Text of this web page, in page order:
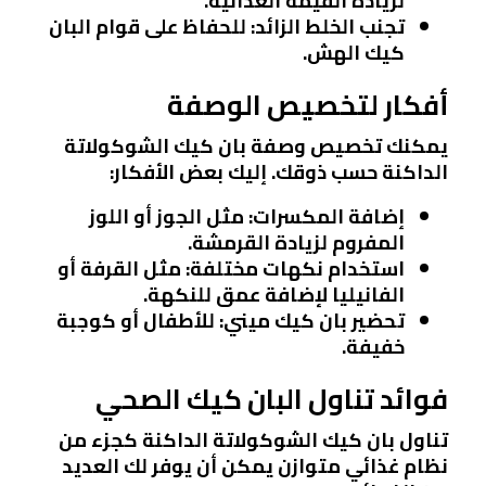
تجنب الخلط الزائد: للحفاظ على قوام البان
كيك الهش.
أفكار لتخصيص الوصفة
يمكنك تخصيص وصفة بان كيك الشوكولاتة
الداكنة حسب ذوقك. إليك بعض الأفكار:
إضافة المكسرات: مثل الجوز أو اللوز
المفروم لزيادة القرمشة.
استخدام نكهات مختلفة: مثل القرفة أو
الفانيليا لإضافة عمق للنكهة.
تحضير بان كيك ميني: للأطفال أو كوجبة
خفيفة.
فوائد تناول البان كيك الصحي
تناول بان كيك الشوكولاتة الداكنة كجزء من
نظام غذائي متوازن يمكن أن يوفر لك العديد